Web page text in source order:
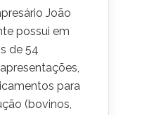
João
possui em
de 54
para
(bovinos,